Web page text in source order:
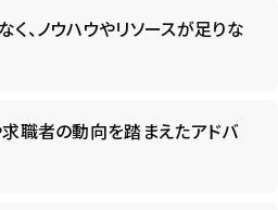
、ノウハウやリソースが足りな
職者の動向を踏まえたアドバ